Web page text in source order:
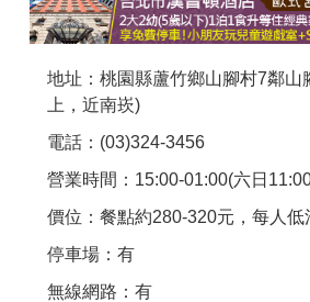
APP下載
地址：桃園縣蘆竹鄉山腳村7鄰山
上，近南崁)
電話：(03)324-3456
營業時間：15:00-01:00(六日
價位：餐點約280-320元，每人低
停車場：有
無線網路：有